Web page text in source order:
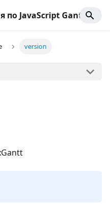
по JavaScript Gantt
version